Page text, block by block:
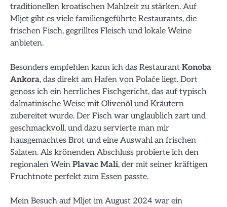
traditionellen kroatischen Mahlzeit zu stärken. Auf
Mljet gibt es viele familiengeführte Restaurants, die
frischen Fisch, gegrilltes Fleisch und lokale Weine
anbieten.
Besonders empfehlen kann ich das Restaurant Konoba
Ankora, das direkt am Hafen von Polače liegt. Dort
genoss ich ein herrliches Fischgericht, das auf typisch
dalmatinische Weise mit Olivenöl und Kräutern
zubereitet wurde. Der Fisch war unglaublich zart und
geschmackvoll, und dazu servierte man mir
hausgemachtes Brot und eine Auswahl an frischen
Salaten. Als krönenden Abschluss probierte ich den
regionalen Wein Plavac Mali, der mit seiner kräftigen
Fruchtnote perfekt zum Essen passte.
Mein Besuch auf Mljet im August 2024 war ein